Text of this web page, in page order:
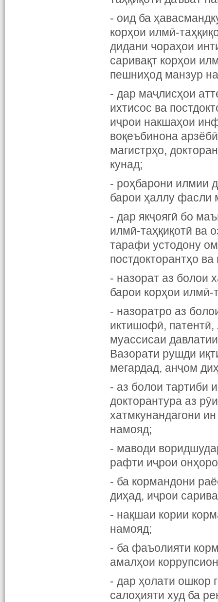
- оид ба
корҳои илмӣ-
дидани чораҳои
саривақт корҳои
пешниҳод манзур
- дар маҷлисҳои
ихтисос ва
иҷрои накшаҳои
воқеъбинона
магистрҳо,
кунад;
- роҳбарони илмии
барои ҳаллу фасли
- дар якҷоягӣ бо
илмӣ-таҳқиқотӣ ва
тарафи устодону
постдокторантҳо
- назорат аз болои
барои корҳои илмӣ-
- назоратро аз
иктишофӣ, патентӣ,
муассисаи
Вазорати рушди
мегардад, анҷом
- аз болои тартиби
докторантура аз
хатмкунандагони
намояд;
- маводи
рафти иҷрои
- ба кормандони
диҳад, иҷрои
- нақшаи кории
намояд;
- ба фаъолияти
амалҳои
- дар ҳолати ошкор
салоҳияти худ ба